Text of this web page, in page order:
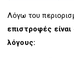
Λόγω του
επιστροφές
λόγους: